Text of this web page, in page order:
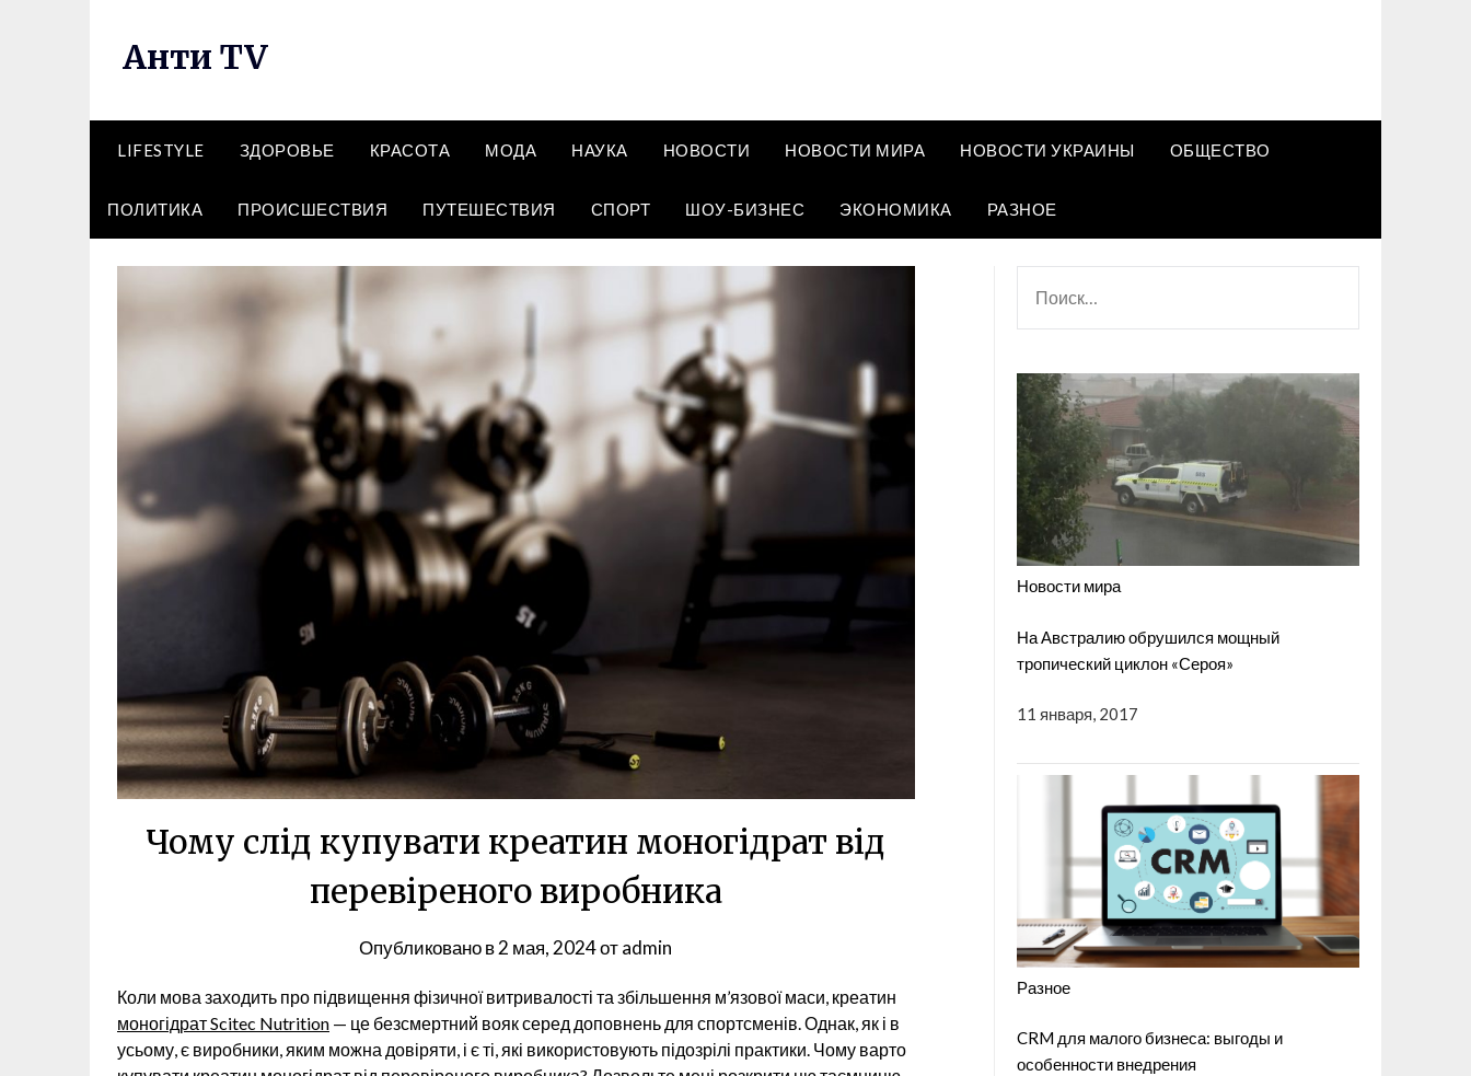
Анти TV
LIFESTYLE ЗДОРОВЬЕ КРАСОТА МОДА НАУКА НОВОСТИ НОВОСТИ МИРА НОВОСТИ УКРАИНЫ ОБЩЕСТВО
ПОЛИТИКА ПРОИСШЕСТВИЯ ПУТЕШЕСТВИЯ СПОРТ ШОУ-БИЗНЕС ЭКОНОМИКА РАЗНОЕ
Чому слід купувати креатин моногідрат від
перевіреного виробника
Опубликовано в2 мая, 2024отadmin
Коли мова заходить про підвищення фізичної витривалості та збільшення м’язової маси, креатин
моногідрат Scitec Nutrition — це безсмертний вояк серед доповнень для спортсменів. Однак, як і в
усьому, є виробники, яким можна довіряти, і є ті, які використовують підозрілі практики. Чому варто
Новости мира
На Австралию обрушился мощный
тропический циклон «Сероя»
11 января, 2017
Разное
CRM для малого бизнеса: выгоды и
особенности внедрения